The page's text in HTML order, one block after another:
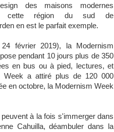
des maisons modernes
cette région du sud de
en est le parfait exemple.
février 2019), la Modernism
pendant 10 jours plus de 350
en bus ou à pied, lectures, et
Week a attiré plus de 120 000
en octobre, la Modernism Week
à la fois s'immerger dans
Cahuilla, déambuler dans la